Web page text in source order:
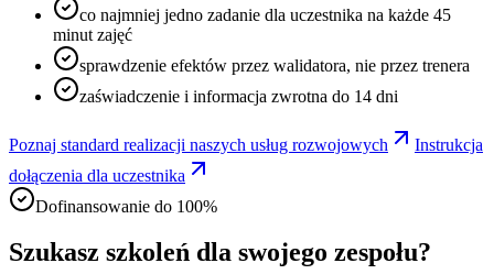
co najmniej jedno zadanie dla uczestnika na każde 45
minut zajęć
sprawdzenie efektów przez walidatora, nie przez trenera
zaświadczenie i informacja zwrotna do 14 dni
Poznaj standard realizacji naszych usług rozwojowych
Instrukcja
dołączenia dla uczestnika
Dofinansowanie do 100%
Szukasz szkoleń dla swojego zespołu?